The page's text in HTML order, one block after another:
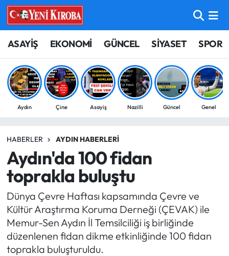
ASAYİŞ EKONOMİ GÜNCEL SİYASET SPOR
Aydın Çine Asayiş Nazilli Güncel Genel
HABERLER AYDIN HABERLERI
Aydın'da 100 fidan
toprakla buluştu
Dünya Çevre Haftası kapsamında Çevre ve
Kültür Araştırma Koruma Derneği (ÇEVAK) ile
Memur-Sen Aydın İl Temsilciliği iş birliğinde
düzenlenen fidan dikme etkinliğinde 100 fidan
toprakla buluşturuldu.
ASAYİŞ
BİLİM-TEKNOLOJİ
ÇEVRE
EĞİTİM
EKONOMİ
GÜNCEL
GÜNDEM
MAGAZİN
Aydın Nöbetçi Eczaneler
Aydın Hava Durumu
Aydin Namaz Vakitleri
Süper Lig Puan Durumu ve Fikstür
Tüm Manşetler
Son Dakika Haberleri
Haber Arşivi